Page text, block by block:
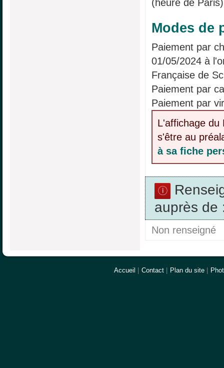
(heure de Paris)
Modes de
Paiement par
01/05/2024 à
Française de
Paiement par
Paiement par
L'affichage du
s'être au
à sa fiche
auprès de
Non renseigné
Accueil Contact Plan du site